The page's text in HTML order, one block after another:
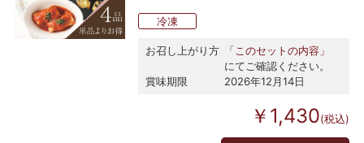
冷凍
お召し上がり方
「このセットの内容」
にてご確認ください。
賞味期限
2026年12月14日
￥1,430(税込)